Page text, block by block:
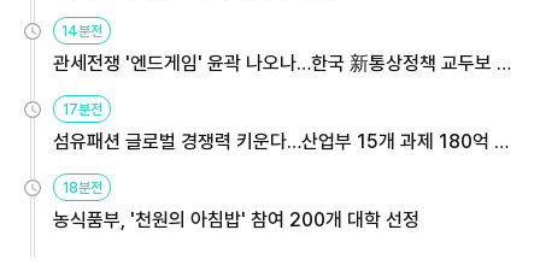
14분전
관세전쟁 '엔드게임' 윤곽 나오나…한국 新통상정책 교두보 활
용해야
17분전
섬유패션 글로벌 경쟁력 키운다…산업부 15개 과제 180억 지
원
18분전
농식품부, '천원의 아침밥' 참여 200개 대학 선정